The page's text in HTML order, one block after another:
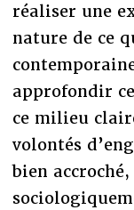
réaliser une
nature de ce
approfondir
ce milieu
volontés
bien